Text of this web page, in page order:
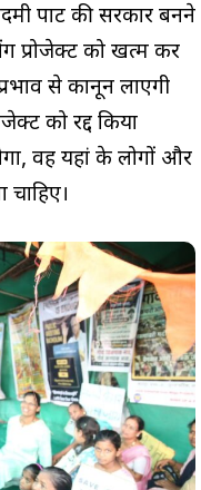
पार्टी की सरकार बनने
प्रोजेक्ट को खत्म कर
से कानून लाएगी
को रद्द किया
वह यहां के लोगों और